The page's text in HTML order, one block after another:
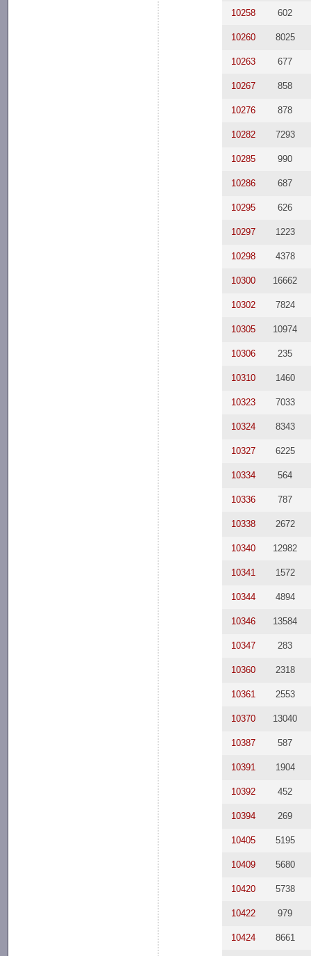
10258 602
10260 8025
10263 677
10267 858
10276 878
10282 7293
10285 990
10286 687
10295 626
10297 1223
10298 4378
10300 16662
10302 7824
10305 10974
10306 235
10310 1460
10323 7033
10324 8343
10327 6225
10334 564
10336 787
10338 2672
10340 12982
10341 1572
10344 4894
10346 13584
10347 283
10360 2318
10361 2553
10370 13040
10387 587
10391 1904
10392 452
10394 269
10405 5195
10409 5680
10420 5738
10422 979
10424 8661